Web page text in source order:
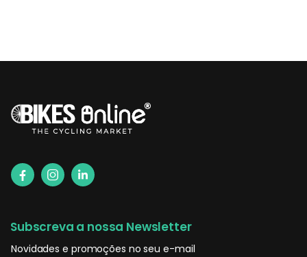
Subscreva a nossa Newsletter
Novidades e promoções no seu e-mail